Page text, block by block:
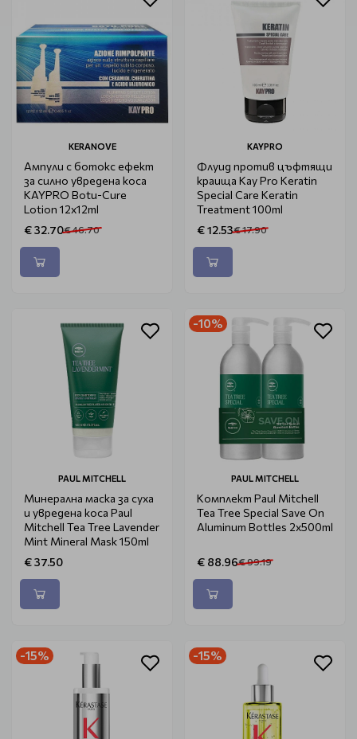
KERANOVE
Ампули с ботокс ефект
за силно увредена коса
KAYPRO Botu-Cure
Lotion 12x12ml
€ 32.70€ 46.70
KAYPRO
Флуид против цъфтящи
краища Kay Pro Keratin
Special Care Keratin
Treatment 100ml
€ 12.53€ 17.90
PAUL MITCHELL
Минерална маска за суха
и увредена коса Paul
Mitchell Tea Tree Lavender
Mint Mineral Mask 150ml
€ 37.50
-10%
PAUL MITCHELL
Комплект Paul Mitchell
Tea Tree Special Save On
Aluminum Bottles 2x500ml
€ 88.96€ 99.19
-15% -15%